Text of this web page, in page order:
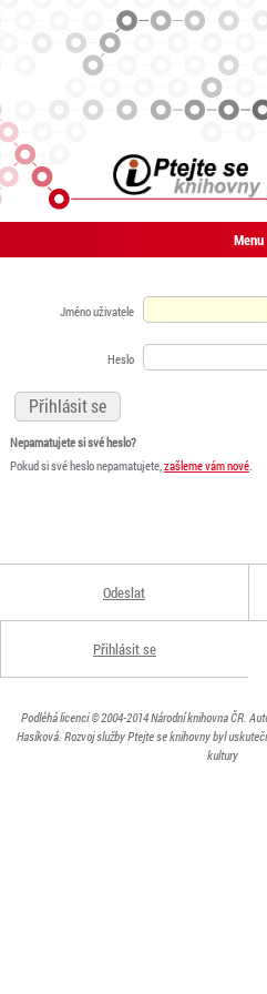
Menu
Jméno uživatele
Heslo
Nepamatujete si své heslo?
Pokud si své heslo nepamatujete,zašleme vám nové.
Odeslat
Přihlásit se
Podléhá licenci© 2004-2014Národní knihovna ČR.
Hasíková. Rozvoj služby Ptejte se knihovny byl
kultury